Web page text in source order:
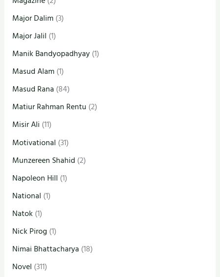
Major Dalim (3)
Major Jalil (1)
Manik Bandyopadhyay(1)
Masud Alam (1)
Masud Rana (84)
Matiur Rahman Rentu (2)
Misir Ali (11)
Motivational (31)
Munzereen Shahid (2)
Napoleon Hill (1)
National (1)
Natok (1)
Nick Pirog (1)
Nimai Bhattacharya (18)
Novel (311)